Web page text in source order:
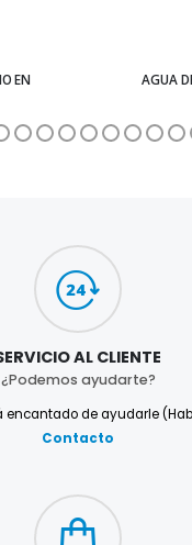
EN
AGUA
AL CLIENTE
¿Podemos ayudarte?
encantado de ayudarle
Contacto